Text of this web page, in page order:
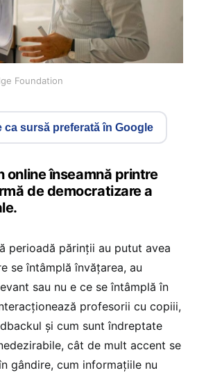
Foundation
ca sursă preferată în Google
online înseamnă printre
de democratizare a
perioadă părinții au putut avea
se întâmplă învățarea, au
sau nu e ce se întâmplă în
profesorii cu copiii,
și cum sunt îndreptate
cât de mult accent se
gândire, cum informațiile nu